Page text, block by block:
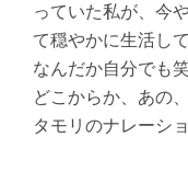
っていた私が、今
て穏やかに生活して
なんだか自分でも
どこからか、あの
タモリのナレーシ